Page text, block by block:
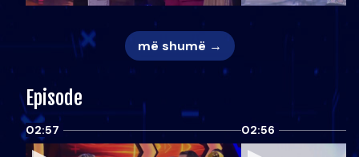
më shumë →
Episode
02:57 02:56